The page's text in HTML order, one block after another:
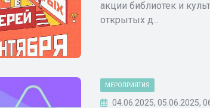
акции библиотек и
открытых д...
МЕРОПРИЯТИЯ
04.06.2025, 05.06.2025,